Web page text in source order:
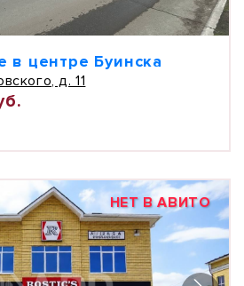
в центре Буинска
д. 11
НЕТ В АВИТО